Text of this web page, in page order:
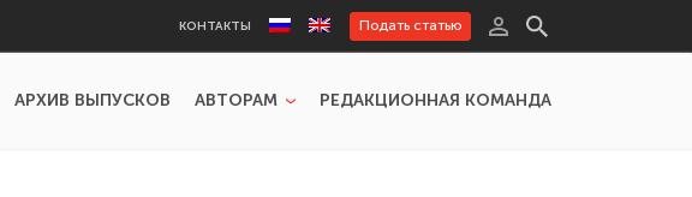
КОНТАКТЫ Подать статью
АРХИВ ВЫПУСКОВ АВТОРАМ РЕДАКЦИОННАЯ КОМАНДА